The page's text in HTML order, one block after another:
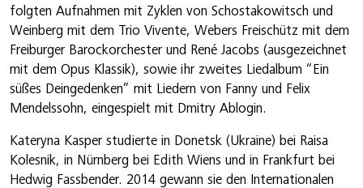
folgten Aufnahmen mit Zyklen von Schostakowitsch und
Weinberg mit dem Trio Vivente, Webers Freischütz mit dem
Freiburger Barockorchester und René Jacobs (ausgezeichnet
mit dem Opus Klassik), sowie ihr zweites Liedalbum “Ein
süßes Deingedenken” mit Liedern von Fanny und Felix
Mendelssohn, eingespielt mit Dmitry Ablogin.
Kateryna Kasper studierte in Donetsk (Ukraine) bei Raisa
Kolesnik, in Nürnberg bei Edith Wiens und in Frankfurt bei
Hedwig Fassbender. 2014 gewann sie den Internationalen